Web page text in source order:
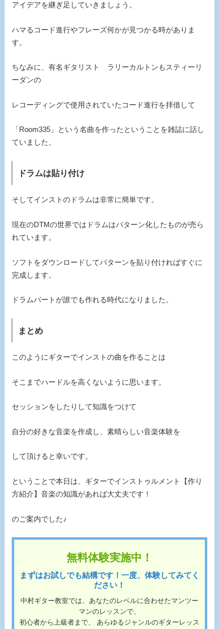
アイデアを継ぎ足していきましょう。
ハマるコード進行やフレーズ何かが見つかる時がありま
す。
ちなみに、有名ギタリスト ラリーカルトンもスティーリ
ーダンの
レコーディングで使用されていたコード進行を拝借して
「Room335」という名曲を作ったということを雑誌に話し
ていました。
ドラムは貼り付け
そしてインストのドラムは非常に簡単です。
現在のDTMの世界ではドラムはパターン化したものが売ら
れています。
ソフトをダウンロードしてパターンを貼り付ければすぐに
完成します。
ドラムパートが誰でも作れる時代になりました。
まとめ
このようにギターでインストの曲を作ることは
そこまでハードルを高くないように思います。
セッションをしたりして知識をつけて
自分の好きな音楽を作成し、素晴らしい音楽体験を
して頂けると幸いです。
ということで本日は、ギターでインストゥルメント【作り
方紹介】音楽の知識があれば大丈夫です！
のご案内でした♪
無料体験実施中！
まずはお試しでも結構です！一度、体験してみてく
ださい！
中村ギター教室では、あなたのレベルに合わせたマンツー
マンのレッスンで、
初心者から上級者まで、 あらゆるジャンルのギターレッス